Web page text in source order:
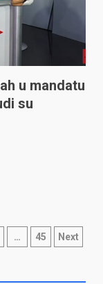
u mandatu
su
… 45 Next